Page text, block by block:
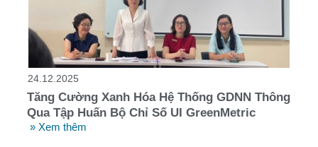
24.12.2025
Tăng Cường Xanh Hóa Hệ Thống GDNN Thông
Qua Tập Huấn Bộ Chỉ Số UI GreenMetric
» Xem thêm